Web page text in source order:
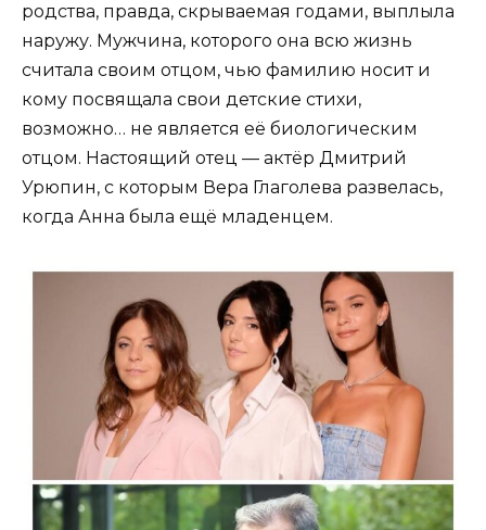
родства, правда, скрываемая годами, выплыла
наружу. Мужчина, которого она всю жизнь
считала своим отцом, чью фамилию носит и
кому посвящала свои детские стихи,
возможно… не является её биологическим
отцом. Настоящий отец — актёр Дмитрий
Урюпин, с которым Вера Глаголева развелась,
когда Анна была ещё младенцем.